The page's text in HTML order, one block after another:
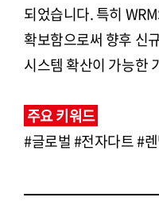
되었습니다. 특히
확보함으로써 향후 신
시스템 확산이 가능한
주요 키워드
#글로벌 #전자다트 #